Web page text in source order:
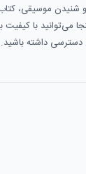
و شنیدن موسیقی،
می‌توانید با کیفیت
دسترسی داشته باشید.